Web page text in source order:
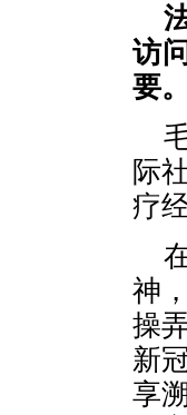
访
要
际
疗
神
操
新
享